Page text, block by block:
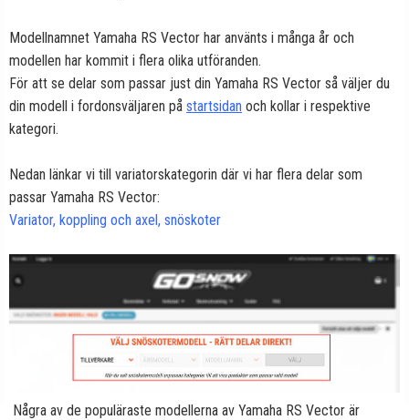
Modellnamnet Yamaha RS Vector har använts i många år och
modellen har kommit i flera olika utföranden.
För att se delar som passar just din Yamaha RS Vector så väljer du
din modell i fordonsväljaren på startsidan och kollar i respektive
kategori.
Nedan länkar vi till variatorskategorin där vi har flera delar som
passar Yamaha RS Vector:
Variator, koppling och axel, snöskoter
Några av de populäraste modellerna av Yamaha RS Vector är